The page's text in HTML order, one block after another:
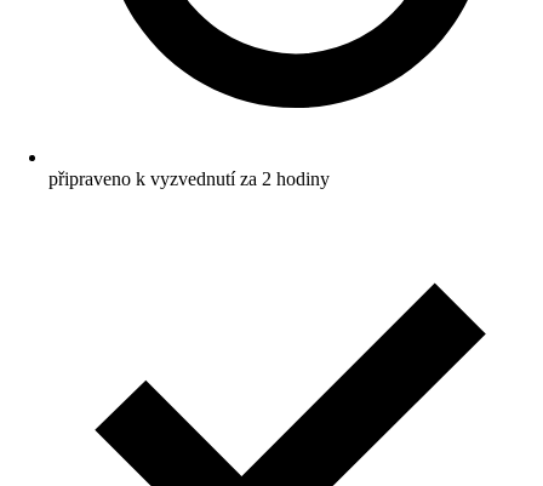
připraveno k vyzvednutí za 2 hodiny